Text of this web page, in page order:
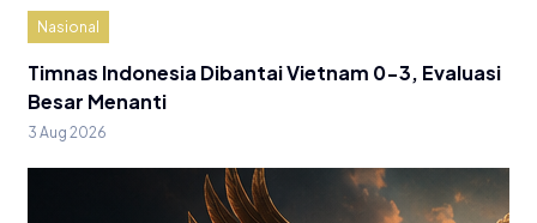
Nasional
Timnas Indonesia Dibantai Vietnam 0-3, Evaluasi
Besar Menanti
3 Aug 2026